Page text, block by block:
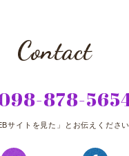
Contact
878-
サイトを見た」とお伝えください